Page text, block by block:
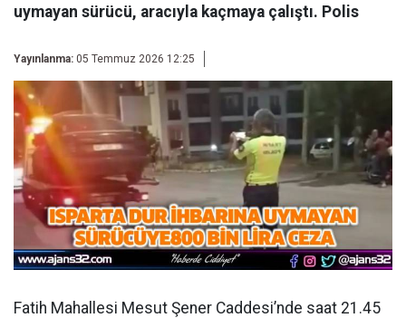
uymayan sürücü, aracıyla kaçmaya çalıştı. Polis
Yayınlanma: 05 Temmuz 2026 12:25
Fatih Mahallesi Mesut Şener Caddesi’nde saat 21.45